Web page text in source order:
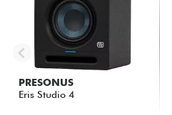
PRESONUS
Eris Studio 4